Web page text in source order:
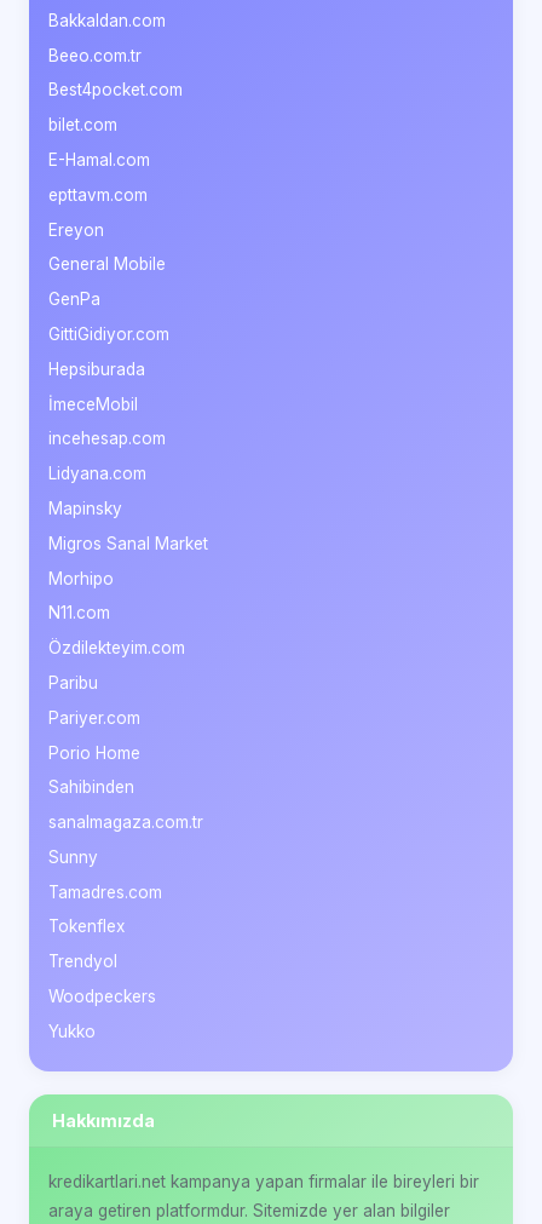
Bakkaldan.com
Beeo.com.tr
Best4pocket.com
bilet.com
E-Hamal.com
epttavm.com
Ereyon
General Mobile
GenPa
GittiGidiyor.com
Hepsiburada
İmeceMobil
incehesap.com
Lidyana.com
Mapinsky
Migros Sanal Market
Morhipo
N11.com
Özdilekteyim.com
Paribu
Pariyer.com
Porio Home
Sahibinden
sanalmagaza.com.tr
Sunny
Tamadres.com
Tokenflex
Trendyol
Woodpeckers
Yukko
Hakkımızda
kredikartlari.net kampanya yapan firmalar ile bireyleri bir
araya getiren platformdur. Sitemizde yer alan bilgiler